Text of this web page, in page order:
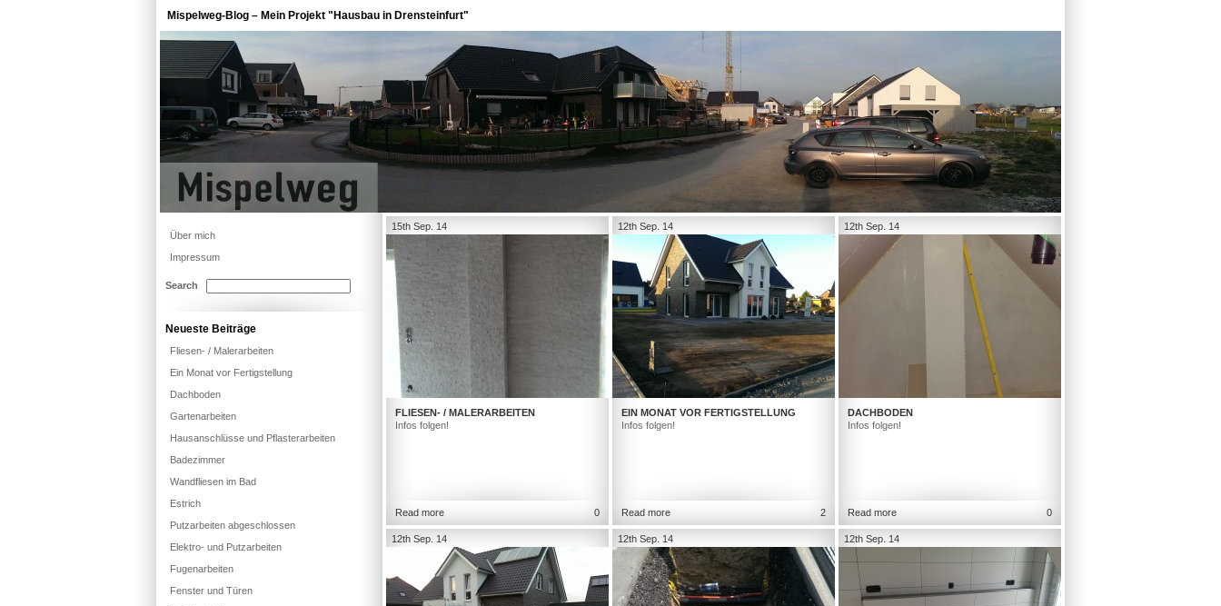
Mispelweg-Blog – Mein Projekt "Hausbau in Drensteinfurt"
15th Sep. 14
FLIESEN- / MALERARBEITEN
Infos folgen!
Read more 0
12th Sep. 14
EIN MONAT VOR FERTIGSTELLUNG
Infos folgen!
Read more 2
12th Sep. 14
DACHBODEN
Infos folgen!
Read more 0
12th Sep. 14 12th Sep. 14 12th Sep. 14
Über mich
Impressum
Search
Neueste Beiträge
Fliesen- / Malerarbeiten
Ein Monat vor Fertigstellung
Dachboden
Gartenarbeiten
Hausanschlüsse und Pflasterarbeiten
Badezimmer
Wandfliesen im Bad
Estrich
Putzarbeiten abgeschlossen
Elektro- und Putzarbeiten
Fugenarbeiten
Fenster und Türen